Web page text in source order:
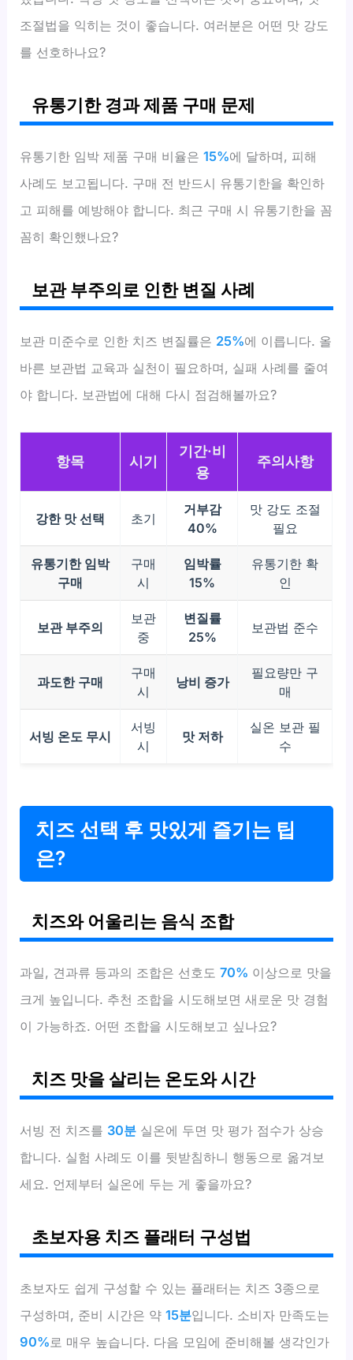
조절법을 익히는 것이 좋습니다. 여러분은 어떤 맛 강도
를 선호하나요?
유통기한 경과 제품 구매 문제
유통기한 임박 제품 구매 비율은15%에 달하며, 피해
사례도 보고됩니다. 구매 전 반드시 유통기한을 확인하
고 피해를 예방해야 합니다. 최근 구매 시 유통기한을 꼼
꼼히 확인했나요?
보관 부주의로 인한 변질 사례
보관 미준수로 인한 치즈 변질률은 25%에 이릅니다. 올
바른 보관법 교육과 실천이 필요하며, 실패 사례를 줄여
야 합니다. 보관법에 대해 다시 점검해볼까요?
항목 시기
기간·비
용
주의사항
강한 맛 선택 초기
거부감
40%
맛 강도 조절
필요
유통기한 임박
구매
구매
시
임박률
15%
유통기한 확
인
보관 부주의
보관
중
변질률
25%
보관법 준수
과도한 구매
구매
시
낭비 증가
필요량만 구
매
서빙 온도 무시
서빙
시
맛 저하
실온 보관 필
수
치즈 선택 후 맛있게 즐기는 팁
은?
치즈와 어울리는 음식 조합
과일, 견과류 등과의 조합은 선호도70% 이상으로 맛을
크게 높입니다. 추천 조합을 시도해보면 새로운 맛 경험
이 가능하죠. 어떤 조합을 시도해보고 싶나요?
치즈 맛을 살리는 온도와 시간
서빙 전 치즈를 30분 실온에 두면 맛 평가 점수가 상승
합니다. 실험 사례도 이를 뒷받침하니 행동으로 옮겨보
세요. 언제부터 실온에 두는 게 좋을까요?
초보자용 치즈 플래터 구성법
초보자도 쉽게 구성할 수 있는 플래터는 치즈 3종으로
구성하며, 준비 시간은 약15분입니다. 소비자 만족도는
90%로 매우 높습니다. 다음 모임에 준비해볼 생각인가